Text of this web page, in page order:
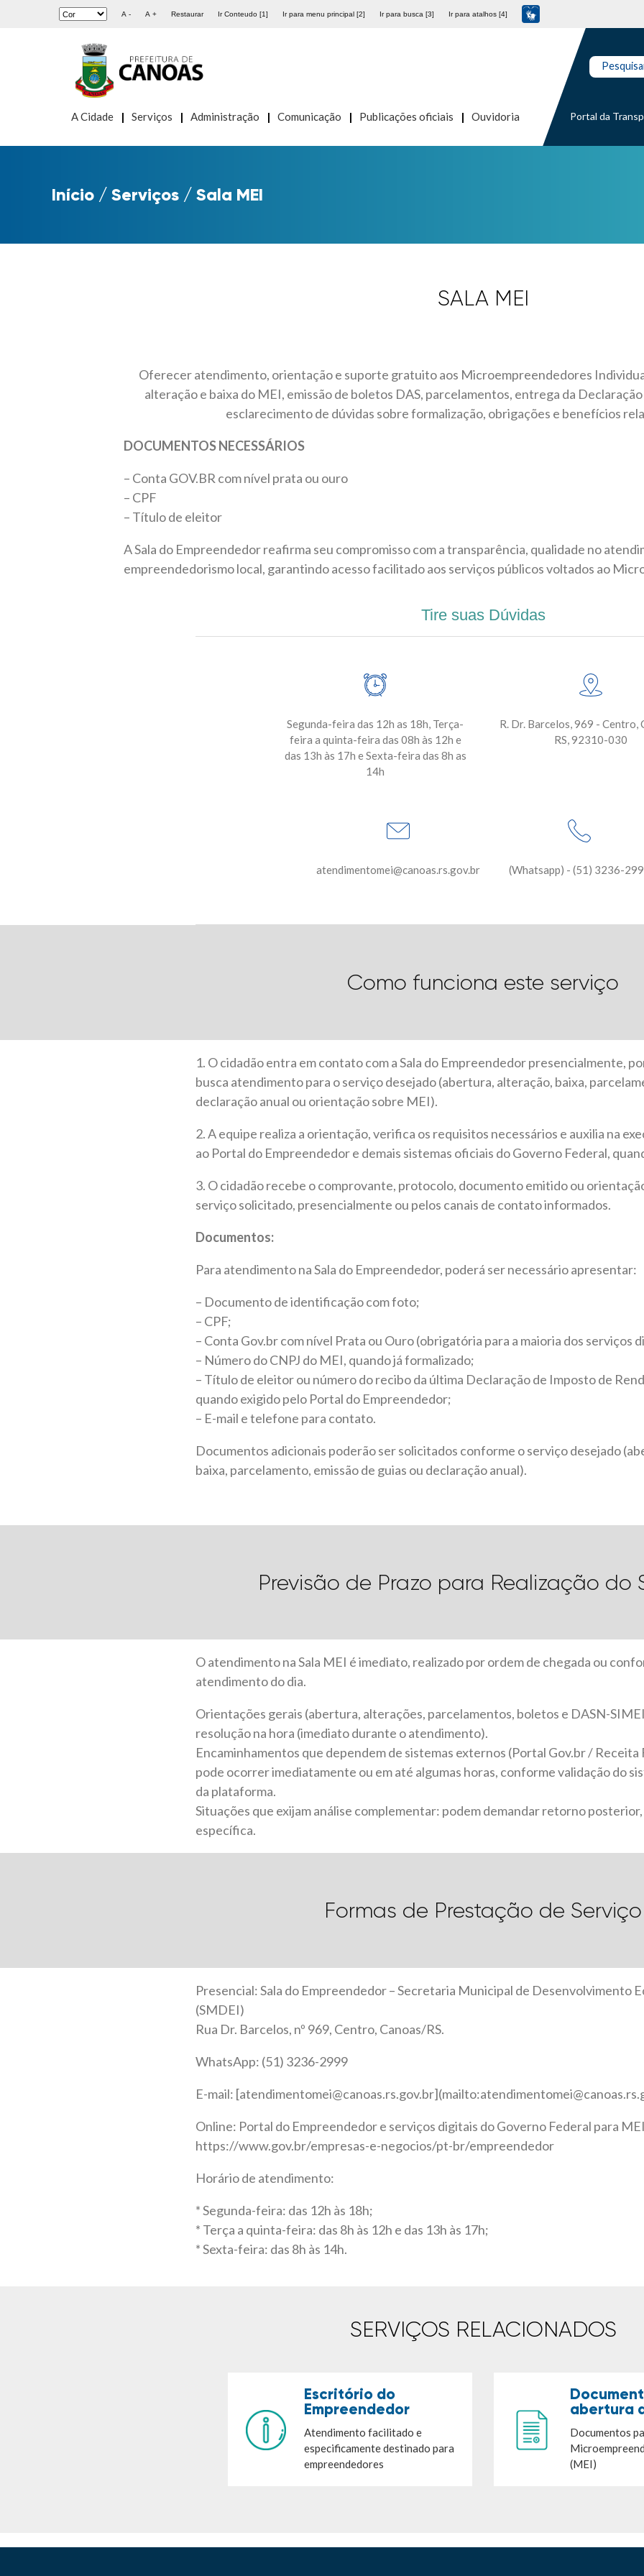
A - A + Restaurar Ir Conteudo [1] Ir para menu principal [2] Ir para busca [3] Ir para atalhos [4]
A Cidade Serviços Administração Comunicação Publicações oficiais Ouvidoria Portal da
Início / Serviços / Sala MEI
SALA MEI
Oferecer atendimento, orientação e suporte gratuito aos Microempreendedores
alteração e baixa do MEI, emissão de boletos DAS, parcelamentos, entrega da
esclarecimento de dúvidas sobre formalização, obrigações e benefícios
DOCUMENTOS NECESSÁRIOS
– Conta GOV.BR com nível prata ou ouro
– CPF
– Título de eleitor
A Sala do Empreendedor reafirma seu compromisso com a transparência, qualidade no
empreendedorismo local, garantindo acesso facilitado aos serviços públicos voltados ao
Tire suas Dúvidas
Segunda-feira das 12h as 18h, Terça-
feira a quinta-feira das 08h às 12h e
das 13h às 17h e Sexta-feira das 8h as
14h
R. Dr. Barcelos, 969 - Centro,
RS, 92310-030
atendimentomei@canoas.rs.gov.br (Whatsapp) - (51) 3236-
Como funciona este serviço
1. O cidadão entra em contato com a Sala do Empreendedor presencialmente,
busca atendimento para o serviço desejado (abertura, alteração, baixa,
declaração anual ou orientação sobre MEI).
2. A equipe realiza a orientação, verifica os requisitos necessários e auxilia na
ao Portal do Empreendedor e demais sistemas oficiais do Governo Federal,
3. O cidadão recebe o comprovante, protocolo, documento emitido ou
serviço solicitado, presencialmente ou pelos canais de contato informados.
Documentos:
Para atendimento na Sala do Empreendedor, poderá ser necessário apresentar:
– Documento de identificação com foto;
– CPF;
– Conta Gov.br com nível Prata ou Ouro (obrigatória para a maioria dos serviços
– Número do CNPJ do MEI, quando já formalizado;
– Título de eleitor ou número do recibo da última Declaração de Imposto de
quando exigido pelo Portal do Empreendedor;
– E-mail e telefone para contato.
Documentos adicionais poderão ser solicitados conforme o serviço desejado
baixa, parcelamento, emissão de guias ou declaração anual).
Previsão de Prazo para Realização do
O atendimento na Sala MEI é imediato, realizado por ordem de chegada ou
atendimento do dia.
Orientações gerais (abertura, alterações, parcelamentos, boletos e DASN-
resolução na hora (imediato durante o atendimento).
Encaminhamentos que dependem de sistemas externos (Portal Gov.br /
pode ocorrer imediatamente ou em até algumas horas, conforme validação do
da plataforma.
Situações que exijam análise complementar: podem demandar retorno
específica.
Formas de Prestação de Serviço
Presencial: Sala do Empreendedor – Secretaria Municipal de Desenvolvimento
(SMDEI)
Rua Dr. Barcelos, nº 969, Centro, Canoas/RS.
WhatsApp: (51) 3236-2999
E-mail:
Online: Portal do Empreendedor e serviços digitais do Governo Federal para
https://www.gov.br/empresas-e-negocios/pt-br/empreendedor
Horário de atendimento:
* Segunda-feira: das 12h às 18h;
* Terça a quinta-feira: das 8h às 12h e das 13h às 17h;
* Sexta-feira: das 8h às 14h.
SERVIÇOS RELACIONADOS
Escritório do
Empreendedor
Atendimento facilitado e
especificamente destinado para
empreendedores
abertura
Documentos
(MEI)